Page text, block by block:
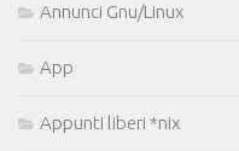
Annunci Gnu/Linux
App
Appunti liberi *nix